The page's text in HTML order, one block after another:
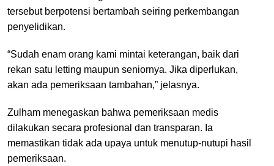
tersebut berpotensi bertambah seiring perkembangan
penyelidikan.
“Sudah enam orang kami mintai keterangan, baik dari
rekan satu letting maupun seniornya. Jika diperlukan,
akan ada pemeriksaan tambahan,” jelasnya.
Zulham menegaskan bahwa pemeriksaan medis
dilakukan secara profesional dan transparan. Ia
memastikan tidak ada upaya untuk menutup-nutupi hasil
pemeriksaan.